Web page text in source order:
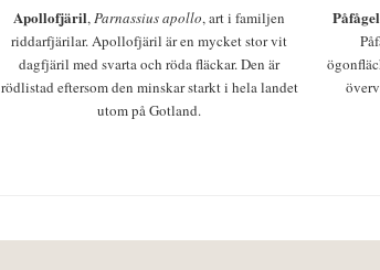
Apollofjäril,Parnassius apollo, art i familjen
riddarfjärilar. Apollofjäril är en mycket stor vit
dagfjäril med svarta och röda fläckar. Den är
rödlistad eftersom den minskar starkt i hela landet
utom på Gotland.